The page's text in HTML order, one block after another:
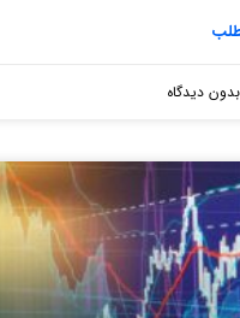
بدون دیدگاه